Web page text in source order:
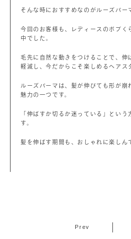
そんな時におすすめなのがルーズパー
今回のお客様も、レディースのボブく
中でした。
毛先に自然な動きをつけることで、伸
軽減し、今だからこそ楽しめるヘアス
ルーズパーマは、髪が伸びても形が崩
魅力の一つです。
「伸ばすか切るか迷っている」とい
す。
髪を伸ばす期間も、おしゃれに楽しん
Prev